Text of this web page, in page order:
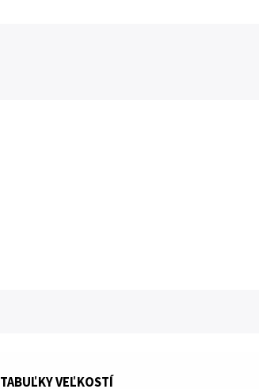
TABUĽKY VEĽKOSTÍ